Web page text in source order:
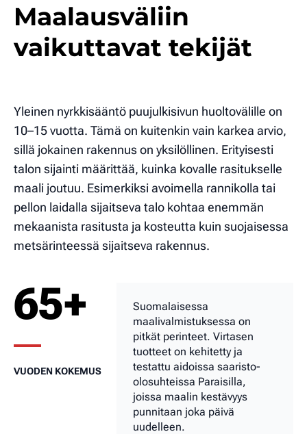
Maalausväliin
vaikuttavat tekijät
Yleinen nyrkkisääntö puujulkisivun huoltovälille on
10–15 vuotta. Tämä on kuitenkin vain karkea arvio,
sillä jokainen rakennus on yksilöllinen. Erityisesti
talon sijainti määrittää, kuinka kovalle rasitukselle
maali joutuu. Esimerkiksi avoimella rannikolla tai
pellon laidalla sijaitseva talo kohtaa enemmän
mekaanista rasitusta ja kosteutta kuin suojaisessa
metsärinteessä sijaitseva rakennus.
65+
VUODEN KOKEMUS
Suomalaisessa
maalivalmistuksessa on
pitkät perinteet. Virtasen
tuotteet on kehitetty ja
testattu aidoissa saaristo-
olosuhteissa Paraisilla,
joissa maalin kestävyys
punnitaan joka päivä
uudelleen.